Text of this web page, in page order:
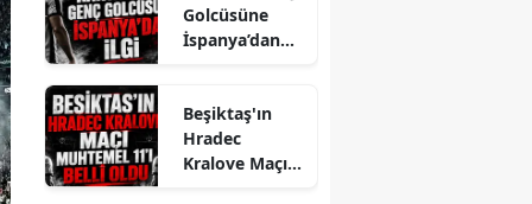
Golcüsüne
İspanya’dan
Beşiktaş'ın
Hradec
Kralove Maçı